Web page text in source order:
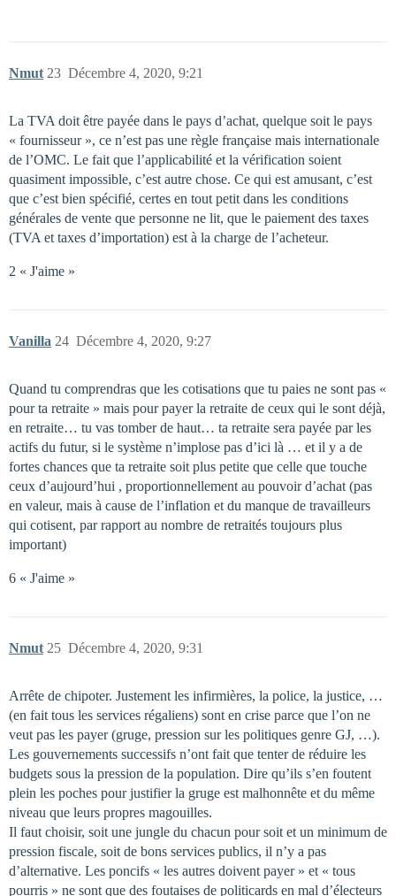
Nmut Décembre 4, 2020, 9:21
23
La TVA doit être payée dans le pays d’achat, quelque soit le pays
« fournisseur », ce n’est pas une règle française mais internationale
de l’OMC. Le fait que l’applicabilité et la vérification soient
quasiment impossible, c’est autre chose. Ce qui est amusant, c’est
que c’est bien spécifié, certes en tout petit dans les conditions
générales de vente que personne ne lit, que le paiement des taxes
(TVA et taxes d’importation) est à la charge de l’acheteur.
2 « J'aime »
Vanilla Décembre 4, 2020, 9:27
24
Quand tu comprendras que les cotisations que tu paies ne sont pas «
pour ta retraite » mais pour payer la retraite de ceux qui le sont déjà,
en retraite… tu vas tomber de haut… ta retraite sera payée par les
actifs du futur, si le système n’implose pas d’ici là … et il y a de
fortes chances que ta retraite soit plus petite que celle que touche
ceux d’aujourd’hui , proportionnellement au pouvoir d’achat (pas
en valeur, mais à cause de l’inflation et du manque de travailleurs
qui cotisent, par rapport au nombre de retraités toujours plus
important)
6 « J'aime »
Nmut Décembre 4, 2020, 9:31
25
Arrête de chipoter. Justement les infirmières, la police, la justice, …
(en fait tous les services régaliens) sont en crise parce que l’on ne
veut pas les payer (gruge, pression sur les politiques genre GJ, …).
Les gouvernements successifs n’ont fait que tenter de réduire les
budgets sous la pression de la population. Dire qu’ils s’en foutent
plein les poches pour justifier la gruge est malhonnête et du même
niveau que leurs propres magouilles.
Il faut choisir, soit une jungle du chacun pour soit et un minimum de
pression fiscale, soit de bons services publics, il n’y a pas
d’alternative. Les poncifs « les autres doivent payer » et « tous
pourris » ne sont que des foutaises de politicards en mal d’électeurs